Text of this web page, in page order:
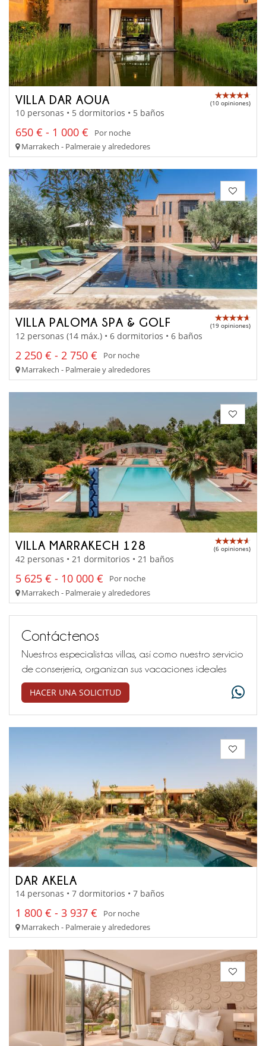
VILLA DAR AOUA (10 opiniones)
10 personas • 5 dormitorios • 5 baños
650 € - 1 000 €
Por noche
Marrakech - Palmeraie y alrededores
VILLA PALOMA SPA & GOLF (19 opiniones)
12 personas (14 máx.) • 6 dormitorios • 6 baños
2 250 € - 2 750 €
Por noche
Marrakech - Palmeraie y alrededores
VILLA MARRAKECH 128 (6 opiniones)
42 personas • 21 dormitorios • 21 baños
5 625 € - 10 000 €
Por noche
Marrakech - Palmeraie y alrededores
Contáctenos
Nuestros especialistas villas, así como nuestro servicio
de conserjería, organizan sus vacaciones ideales
HACER UNA SOLICITUD
DAR AKELA
14 personas • 7 dormitorios • 7 baños
1 800 € - 3 937 €
Por noche
Marrakech - Palmeraie y alrededores